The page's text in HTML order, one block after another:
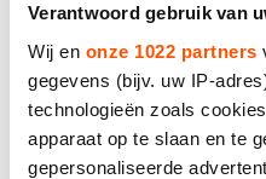
Verantwoord gebruik van
Wij en onze 1022 partners
gegevens (bijv. uw IP-
technologieën zoals
apparaat op te slaan en te
gepersonaliseerde
16 - 18 januari 2026
ISU Odido
2026